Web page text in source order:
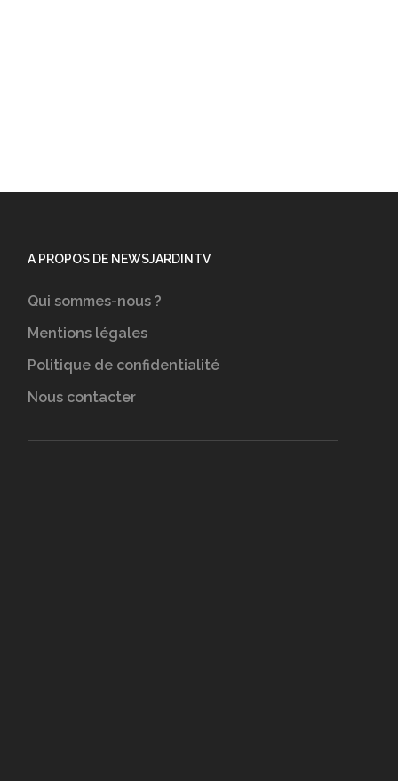
A PROPOS DE NEWSJARDINTV
Qui sommes-nous ?
Mentions légales
Politique de confidentialité
Nous contacter